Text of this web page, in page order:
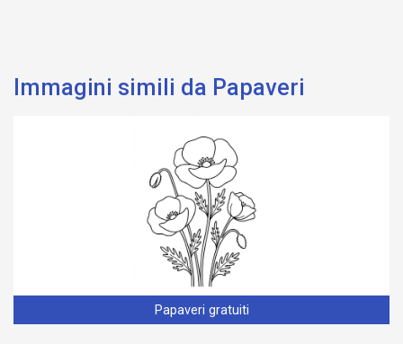
Immagini simili da Papaveri
Papaveri gratuiti